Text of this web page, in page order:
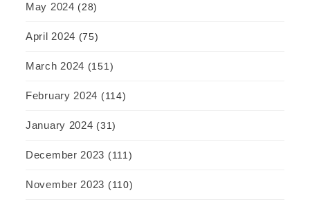
May 2024 (28)
April 2024 (75)
March 2024 (151)
February 2024 (114)
January 2024 (31)
December 2023 (111)
November 2023 (110)